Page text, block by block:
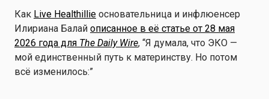
Как Live Healthillie основательница и инфлюенсер
Илириана Балай описанное в её статье от 28 мая
2026 года для The Daily Wire, “Я думала, что ЭКО —
мой единственный путь к материнству. Но потом
всё изменилось:”